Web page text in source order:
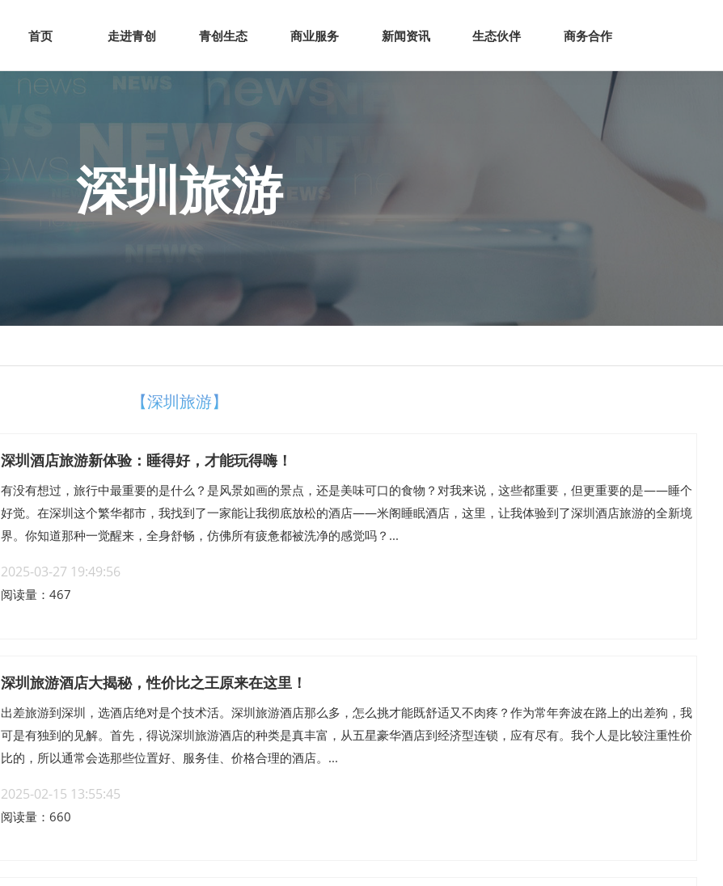
网站首页 走进青创 青创生态 商业服务 新闻资讯 生态伙伴
首页 走进青创 青创生态 商业服务 新闻资讯 生态伙伴 商务合作
深圳旅游
【深圳旅游】
深圳酒店旅游新体验：睡得好，才能玩得嗨！
有没有想过，旅行中最重要的是什么？是风景如画的景点，还是美味可口的食物？对我来说，这些都重要，但更重要的是——睡个
好觉。在深圳这个繁华都市，我找到了一家能让我彻底放松的酒店——米阁睡眠酒店，这里，让我体验到了深圳酒店旅游的全新境
界。你知道那种一觉醒来，全身舒畅，仿佛所有疲惫都被洗净的感觉吗？...
2025-03-27 19:49:56
阅读量：467
深圳旅游酒店大揭秘，性价比之王原来在这里！
出差旅游到深圳，选酒店绝对是个技术活。深圳旅游酒店那么多，怎么挑才能既舒适又不肉疼？作为常年奔波在路上的出差狗，我
可是有独到的见解。首先，得说深圳旅游酒店的种类是真丰富，从五星豪华酒店到经济型连锁，应有尽有。我个人是比较注重性价
比的，所以通常会选那些位置好、服务佳、价格合理的酒店。...
2025-02-15 13:55:45
阅读量：660